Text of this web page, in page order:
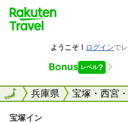
全国兵庫県 宝塚・西宮
全国
宝塚イン